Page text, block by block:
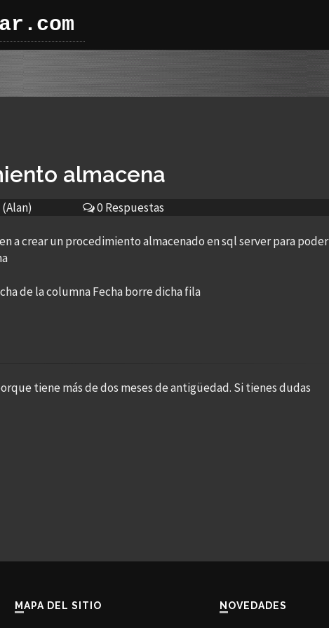
almacena
0 Respuestas
a crear un procedimiento almacenado en sql server para poder
de la columna Fecha borre dicha fila
tiene más de dos meses de antigüedad. Si tienes dudas
MAPA DEL SITIO NOVEDADES